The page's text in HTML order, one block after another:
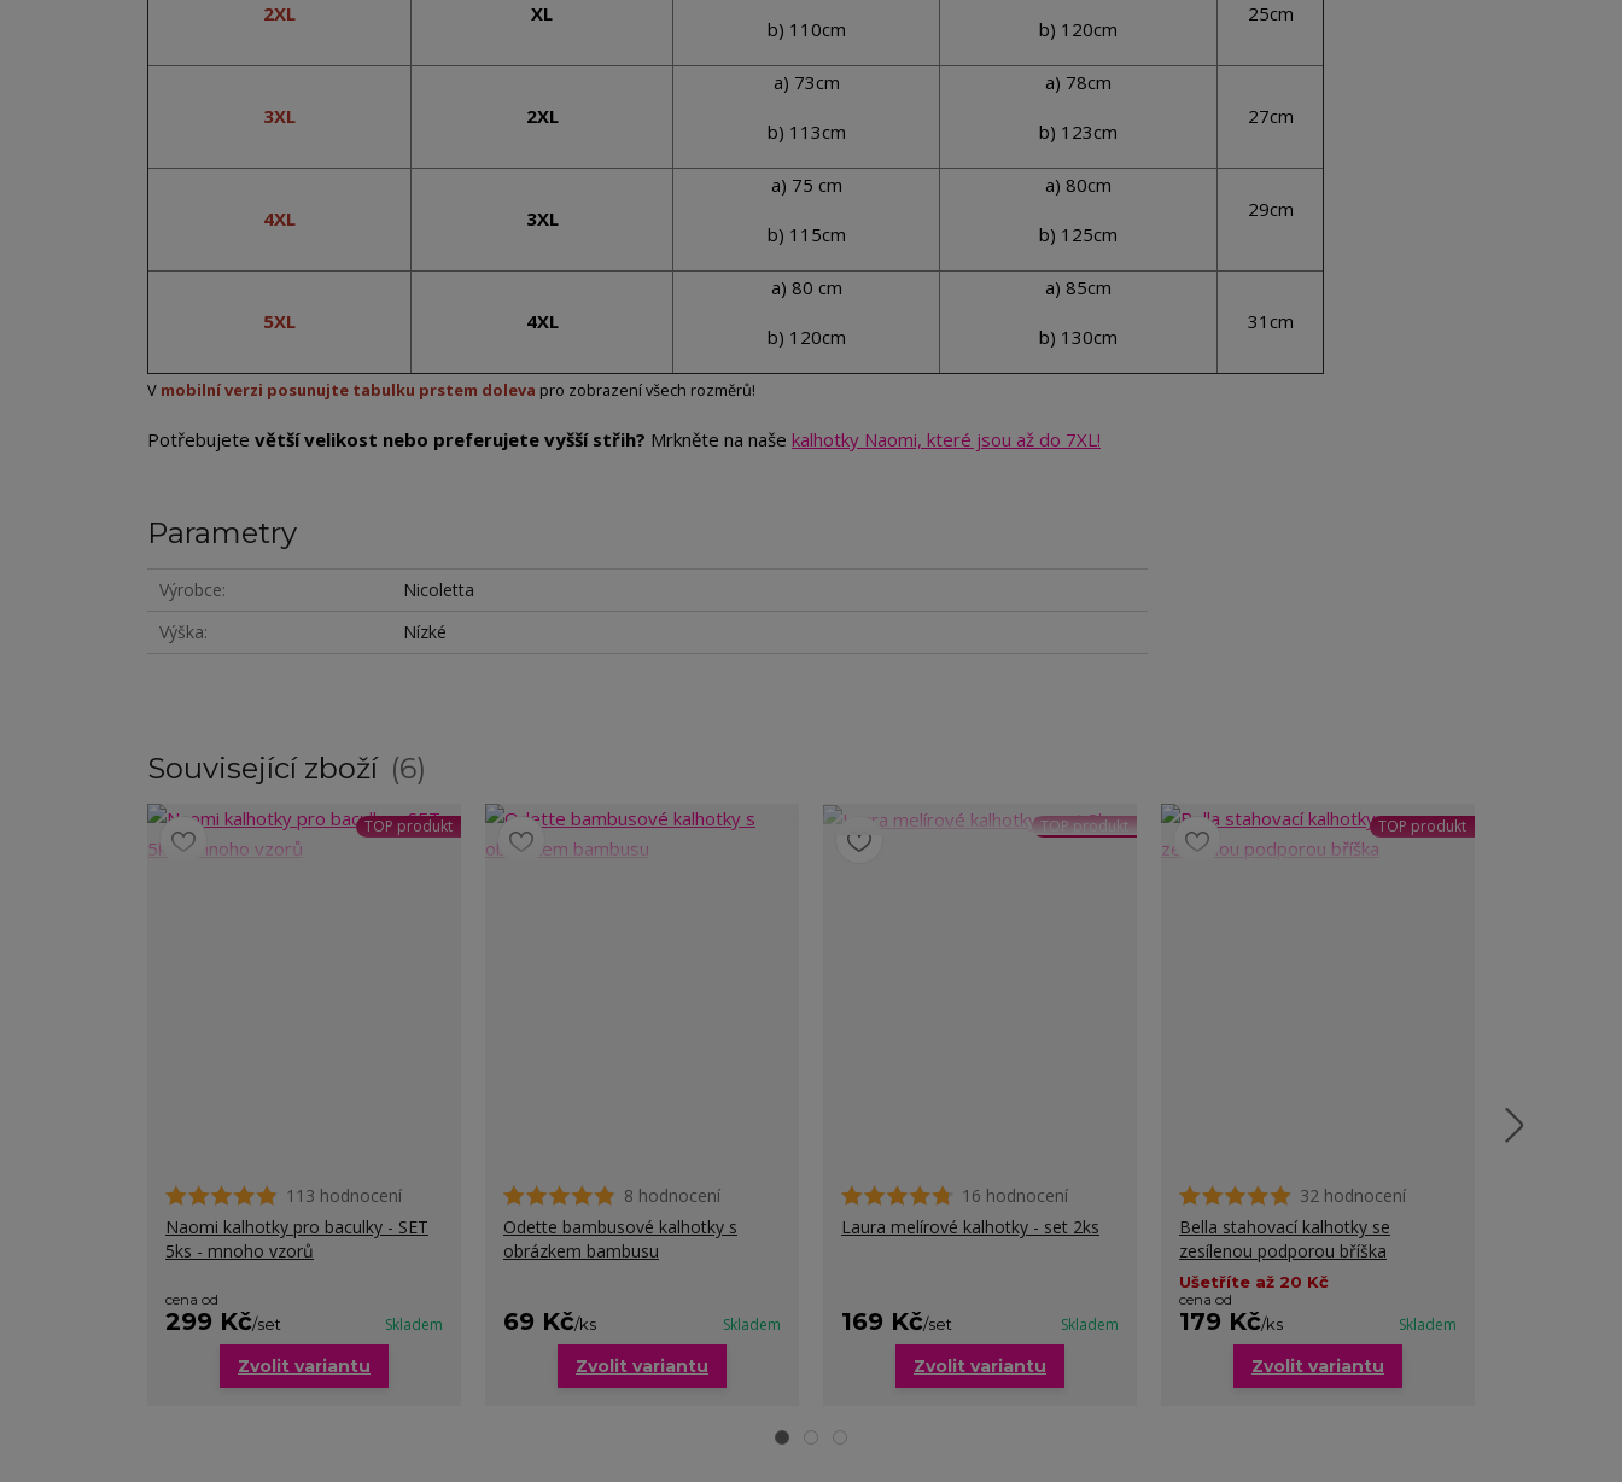
2XL XL
b) 110cm b) 120cm
25cm
3XL 2XL
a) 73cm
b) 113cm
a) 78cm
b) 123cm
27cm
4XL 3XL
a) 75 cm
b) 115cm
a) 80cm
b) 125cm
29cm
5XL 4XL
a) 80 cm
b) 120cm
a) 85cm
b) 130cm
31cm
V mobilní verzi posunujte tabulku prstem doleva pro zobrazení všech rozměrů!
Potřebujete větší velikost nebo preferujete vyšší střih? Mrkněte na naše kalhotky Naomi, které jsou až do 7XL!
Parametry
Výrobce
Nicoletta
Výška
Nízké
Související zboží 6
TOP produkt
113 hodnocení
Naomi kalhotky pro baculky - SET
5ks - mnoho vzorů
cena od
299 Kč/set Skladem
Zvolit variantu
8 hodnocení
Odette bambusové kalhotky s
obrázkem bambusu
69 Kč/ks Skladem
Zvolit variantu
TOP produkt
16 hodnocení
Laura melírové kalhotky - set 2ks
169 Kč/set Skladem
Zvolit variantu
TOP produkt
32 hodnocení
Bella stahovací kalhotky se
zesílenou podporou bříška
Ušetříte až 20 Kč
cena od
179 Kč/ks Skladem
Zvolit variantu